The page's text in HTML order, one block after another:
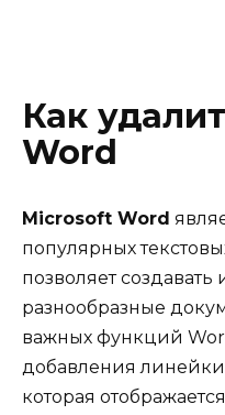
Как
Word
Microsoft Word
популярных
позволяет создавать
разнообразные
важных функций
добавления
которая